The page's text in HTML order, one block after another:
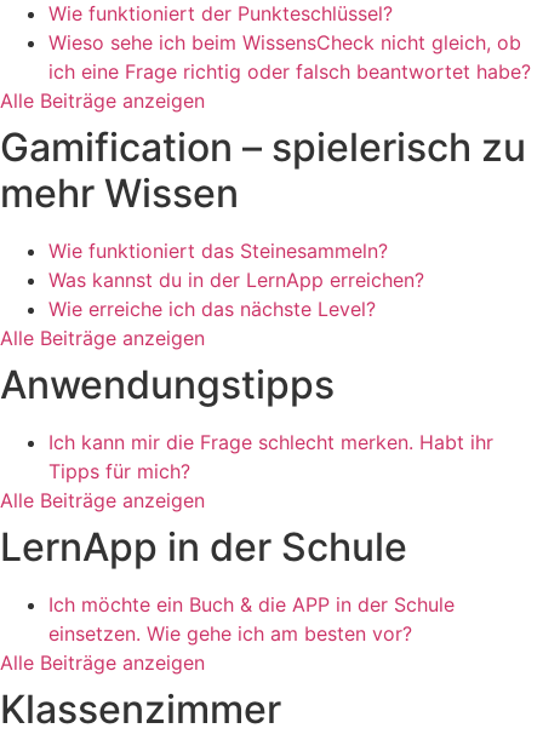
Wie funktioniert der Punkteschlüssel?
Wieso sehe ich beim WissensCheck nicht gleich, ob
ich eine Frage richtig oder falsch beantwortet habe?
Alle Beiträge anzeigen
Gamification – spielerisch zu
mehr Wissen
Wie funktioniert das Steinesammeln?
Was kannst du in der LernApp erreichen?
Wie erreiche ich das nächste Level?
Alle Beiträge anzeigen
Anwendungstipps
Ich kann mir die Frage schlecht merken. Habt ihr
Tipps für mich?
Alle Beiträge anzeigen
LernApp in der Schule
Ich möchte ein Buch & die APP in der Schule
einsetzen. Wie gehe ich am besten vor?
Alle Beiträge anzeigen
Klassenzimmer